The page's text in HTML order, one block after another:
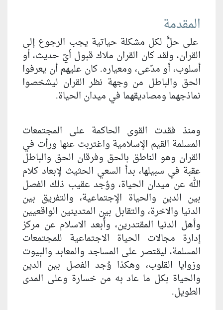
المقدمة
على حلّ‏ٍ لكل مشكلة حياتية يجب الرجوع إلى
القران، ولقد كان القران ملاك قبول أيّ حديث، أو
أسلوب، أو مدّعى، ومعياره. كان عليهم أن يعرفوا
الحق والباطل من وجهة نظر القران ليشخصوا
نماذجهما ومصاديقهما في ميدان الحياة.
ومنذ فقدت القوى الحاكمة على المجتمعات
المسلمة القيم الإسلامية واغتربت عنها ورأت في
القران وهو الناطق بالحق وفرقان الحق والباطل
عقبة في سبيلها، بدأ السعي الحثيث لإبعاد كلام
الله عن ميدان الحياة، ووُجد عقيب ذلك الفصل
بين الدين والحياة الإجتماعية، والتفريق بين
الدنيا والاخرة، والتقابل بين المتدينين الواقعيين
وأهل الدنيا المقتدرين، وأُبعد الاسلام عن مركز
إدارة مجالات الحياة الاجتماعية للمجتمعات
المسلمة، ليقتصر على المساجد والمعابد والبيوت
وزوايا القلوب، وهكذا وُجد الفصل بين الدين
والحياة بكل ما عاد به من خسارة وعلى المدى
الطويل.